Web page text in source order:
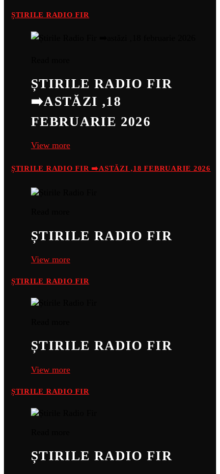
ȘTIRILE RADIO FIR
ȘTIRILE RADIO FIR
➡️ASTĂZI ,18
FEBRUARIE 2026
View more
ȘTIRILE RADIO FIR ➡️ASTĂZI ,18 FEBRUARIE 2026
ȘTIRILE RADIO FIR
View more
ȘTIRILE RADIO FIR
ȘTIRILE RADIO FIR
View more
ȘTIRILE RADIO FIR
ȘTIRILE RADIO FIR